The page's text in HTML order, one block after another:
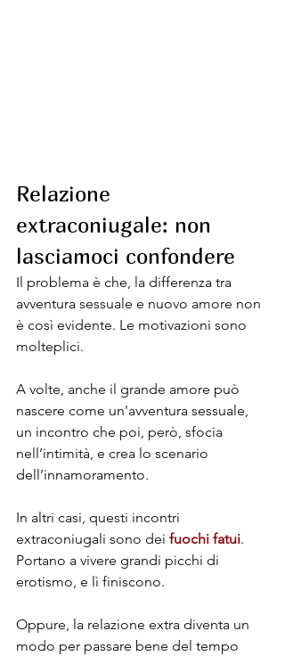
Relazione
extraconiugale: non
lasciamoci confondere
Il problema è che, la differenza tra
avventura sessuale e nuovo amore non
è così evidente. Le motivazioni sono
molteplici.
A volte, anche il grande amore può
nascere come un'avventura sessuale,
un incontro che poi, però, sfocia
nell’intimità, e crea lo scenario
dell’innamoramento.
In altri casi, questi incontri
extraconiugali sono dei fuochi fatui.
Portano a vivere grandi picchi di
erotismo, e lì finiscono.
Oppure, la relazione extra diventa un
modo per passare bene del tempo